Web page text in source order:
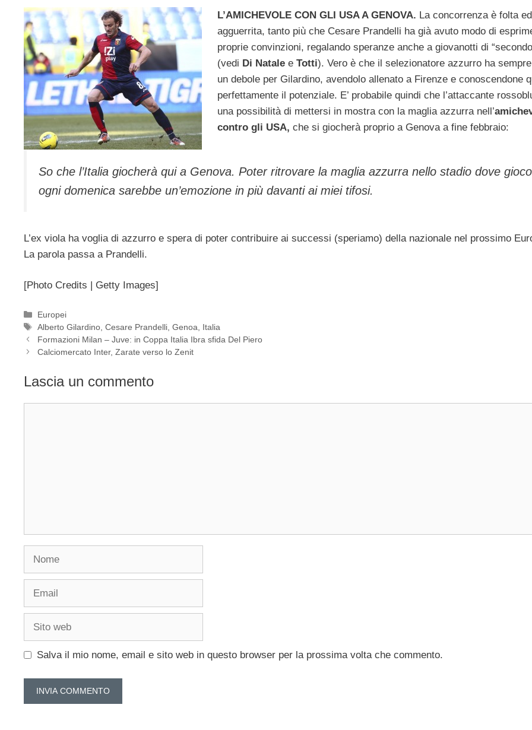
L’AMICHEVOLE CON GLI USA A GENOVA. La concorrenza è folta ed
agguerrita, tanto più che Cesare Prandelli ha già avuto modo di
proprie convinzioni, regalando speranze anche a giovanotti di
(vedi Di Natalee Totti). Vero è che il selezionatore azzurro ha
un debole per Gilardino, avendolo allenato a Firenze e conoscendone
perfettamente il potenziale. E’ probabile quindi che l’attaccante
una possibilità di mettersi in mostra con la maglia azzurra nell’
contro gli USA, che si giocherà proprio a Genova a fine febbraio:
So che l’Italia giocherà qui a Genova. Poter ritrovare la maglia azzurra nello stadio dove gioco
ogni domenica sarebbe un’emozione in più davanti ai miei tifosi.
L’ex viola ha voglia di azzurro e spera di poter contribuire ai successi (speriamo) della nazionale nel prossimo
La parola passa a Prandelli.
[Photo Credits | Getty Images]
Categorie
Europei
Tag
Alberto Gilardino ,Cesare Prandelli ,Genoa
Italia
Formazioni Milan – Juve: in Coppa Italia Ibra sfida Del Piero
Calciomercato Inter, Zarate verso lo Zenit
Lascia un commento
Nome
Email
Sito
Salva il mio nome, email e sito web in questo browser per la prossima volta che commento.